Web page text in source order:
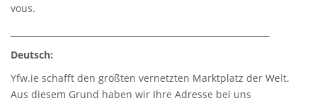
vous.
Deutsch:
Yfw.ie schafft den größten vernetzten Marktplatz der Welt.
Aus diesem Grund haben wir Ihre Adresse bei uns